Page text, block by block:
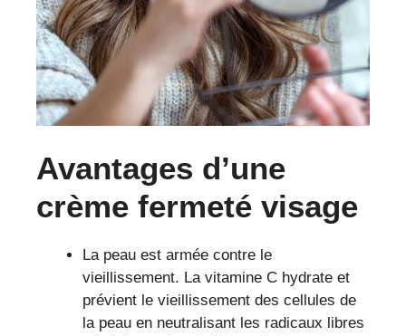
Avantages d’une
crème fermeté visage
La peau est armée contre le
vieillissement. La vitamine C hydrate et
prévient le vieillissement des cellules de
la peau en neutralisant les radicaux libres